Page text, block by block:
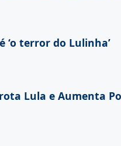
‘o terror do Lulinha’
Lula e Aumenta